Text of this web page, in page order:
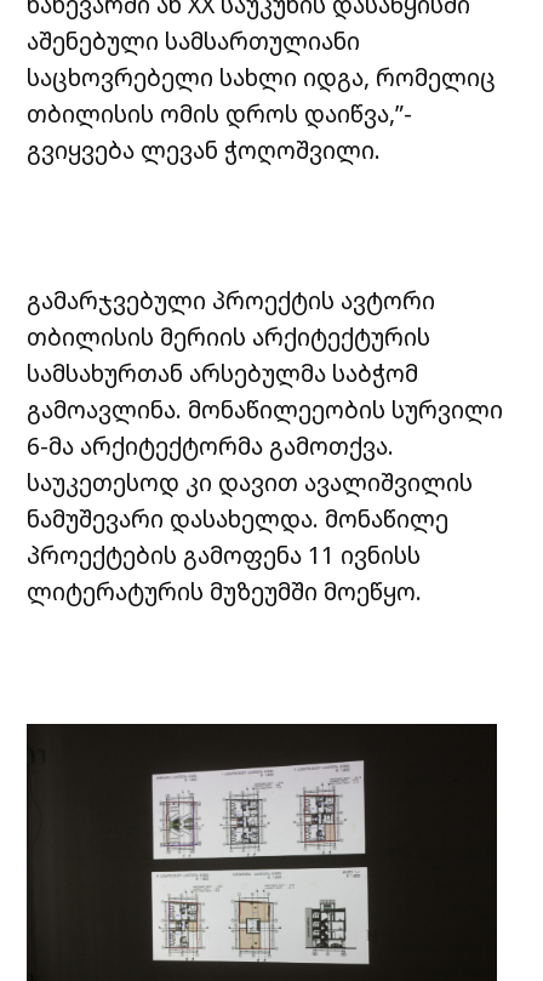
აშენებული სამსართულიანი
საცხოვრებელი სახლი იდგა, რომელიც
თბილისის ომის დროს დაიწვა,”-
გვიყვება ლევან ჭოღოშვილი.
გამარჯვებული პროექტის ავტორი
თბილისის მერიის არქიტექტურის
სამსახურთან არსებულმა საბჭომ
გამოავლინა. მონაწილეეობის სურვილი
6-მა არქიტექტორმა გამოთქვა.
საუკეთესოდ კი დავით ავალიშვილის
ნამუშევარი დასახელდა. მონაწილე
პროექტების გამოფენა 11 ივნისს
ლიტერატურის მუზეუმში მოეწყო.